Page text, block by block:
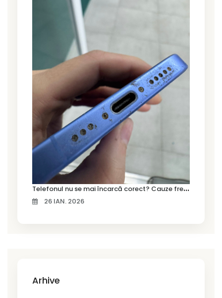
T
elefonul nu se mai încarcă corect? Cauze frecvente și soluții la service în Timișoara
26 IAN. 2026
Arhive